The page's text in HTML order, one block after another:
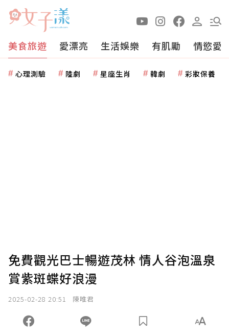
美食旅遊 愛漂亮 生活娛樂 有肌勵 情慾愛
心理測驗 陸劇 星座生肖 韓劇 彩妝保養
免費觀光巴士暢遊茂林 情人谷泡溫泉
賞紫斑蝶好浪漫
2025-02-28 20:51 陳唯君